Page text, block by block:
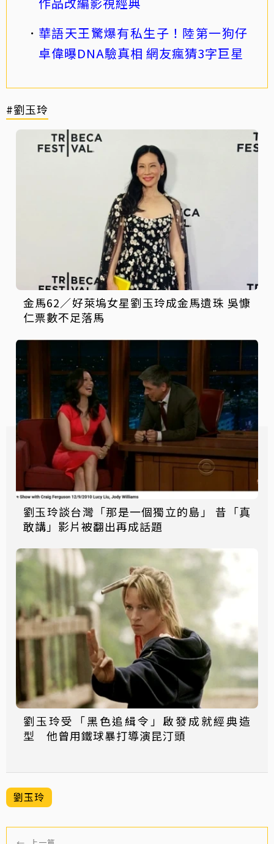
華語天王驚爆有私生子！陸第一狗仔
卓偉曝DNA驗真相 網友瘋猜3字巨星
#劉玉玲
金馬62／好萊塢女星劉玉玲成金馬遺珠 吳慷
仁票數不足落馬
劉玉玲談台灣「那是一個獨立的島」 昔「真
敢講」影片被翻出再成話題
劉玉玲受「黑色追緝令」啟發成就經典造
型 他曾用鐵球暴打導演昆汀頭
劉玉玲